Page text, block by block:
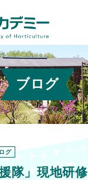
ブログ
グ
隊」現地研